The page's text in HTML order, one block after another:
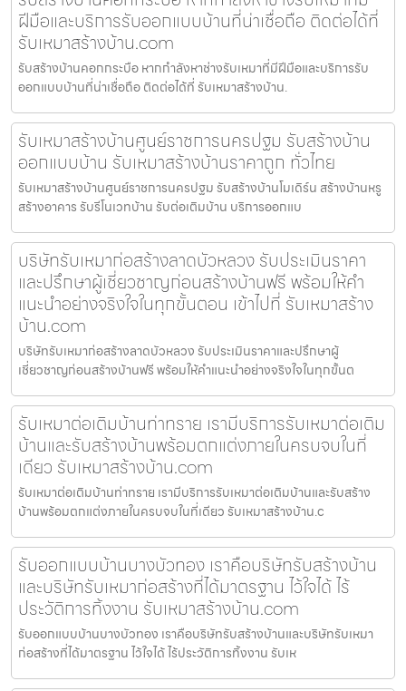
ฝีมือและบริการรับออกแบบบ้านที่น่าเชื่อถือ ติดต่อได้ที่
รับเหมาสร้างบ้าน.com
รับสร้างบ้านคอกกระบือ หากกำลังหาช่างรับเหมาที่มีฝีมือและบริการรับ
ออกแบบบ้านที่น่าเชื่อถือ ติดต่อได้ที่ รับเหมาสร้างบ้าน.
รับเหมาสร้างบ้านศูนย์ราชการนครปฐม รับสร้างบ้าน
ออกแบบบ้าน รับเหมาสร้างบ้านราคาถูก ทั่วไทย
รับเหมาสร้างบ้านศูนย์ราชการนครปฐม รับสร้างบ้านโมเดิร์น สร้างบ้านหรู
สร้างอาคาร รับรีโนเวทบ้าน รับต่อเติมบ้าน บริการออกแบ
บริษัทรับเหมาก่อสร้างลาดบัวหลวง รับประเมินราคา
และปรึกษาผู้เชี่ยวชาญก่อนสร้างบ้านฟรี พร้อมให้คำ
แนะนำอย่างจริงใจในทุกขั้นตอน เข้าไปที่ รับเหมาสร้าง
บ้าน.com
บริษัทรับเหมาก่อสร้างลาดบัวหลวง รับประเมินราคาและปรึกษาผู้
เชี่ยวชาญก่อนสร้างบ้านฟรี พร้อมให้คำแนะนำอย่างจริงใจในทุกขั้นต
รับเหมาต่อเติมบ้านท่าทราย เรามีบริการรับเหมาต่อเติม
บ้านและรับสร้างบ้านพร้อมตกแต่งภายในครบจบในที่
เดียว รับเหมาสร้างบ้าน.com
รับเหมาต่อเติมบ้านท่าทราย เรามีบริการรับเหมาต่อเติมบ้านและรับสร้าง
บ้านพร้อมตกแต่งภายในครบจบในที่เดียว รับเหมาสร้างบ้าน.c
รับออกแบบบ้านบางบัวทอง เราคือบริษัทรับสร้างบ้าน
และบริษัทรับเหมาก่อสร้างที่ได้มาตรฐาน ไว้ใจได้ ไร้
ประวัติการทิ้งงาน รับเหมาสร้างบ้าน.com
รับออกแบบบ้านบางบัวทอง เราคือบริษัทรับสร้างบ้านและบริษัทรับเหมา
ก่อสร้างที่ได้มาตรฐาน ไว้ใจได้ ไร้ประวัติการทิ้งงาน รับเห